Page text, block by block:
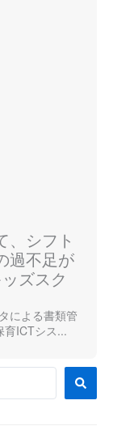
、シフト
過不足が
ズスク
による書類管
ICTシス...